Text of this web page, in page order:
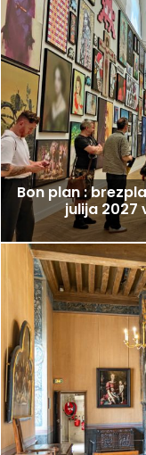
Bon plan :
julija 2027